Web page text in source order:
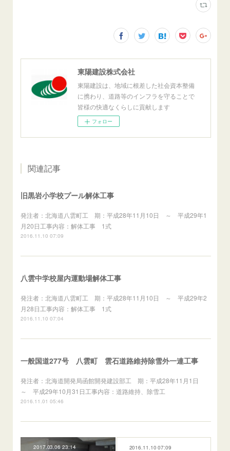
東陽建設株式会社
東陽建設は、地域に根差した社会資本整備
に携わり、道路等のインフラを守ることで
皆様の快適なくらしに貢献します
フォロー
関連記事
旧黒岩小学校プール解体工事
発注者：北海道八雲町工 期：平成28年11月10日 ～ 平成29年1
月20日工事内容：解体工事 1式
2016.11.10 07:09
八雲中学校屋内運動場解体工事
発注者：北海道八雲町工 期：平成28年11月10日 ～ 平成29年2
月28日工事内容：解体工事 1式
2016.11.10 07:04
一般国道277号 八雲町 雲石道路維持除雪外一連工事
発注者：北海道開発局函館開発建設部工 期：平成28年11月1日
～ 平成29年10月31日工事内容：道路維持、除雪工
2016.11.01 05:46
2017.03.06 23:14 2016.11.10 07:09